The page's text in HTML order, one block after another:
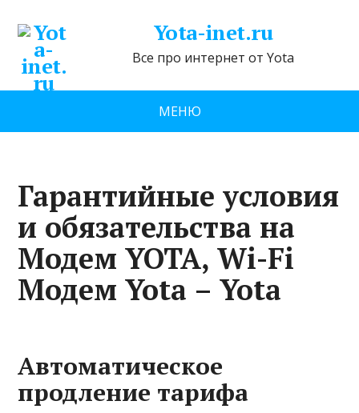
Yota-inet.ru
Все про интернет от Yota
МЕНЮ
Гарантийные условия
и обязательства на
Модем YOTA, Wi-Fi
Модем Yota – Yota
Автоматическое
продление тарифа